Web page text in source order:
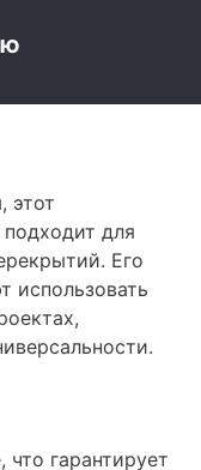
этот
для
Его
использовать
что гарантирует